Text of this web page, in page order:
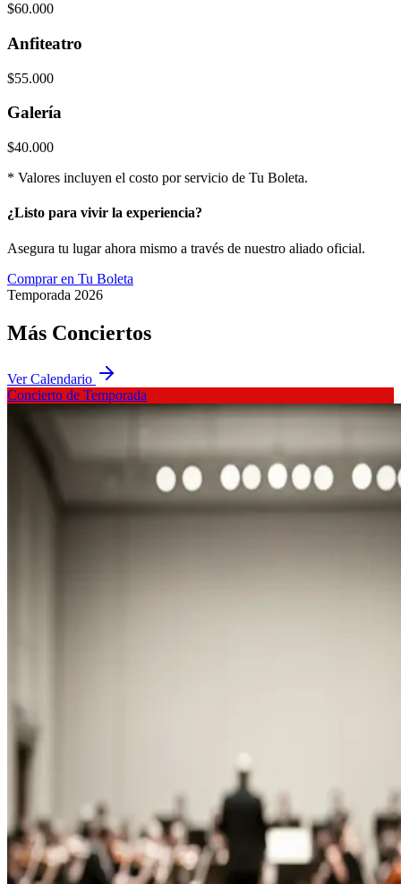
$60.000
Anfiteatro
$55.000
Galería
$40.000
* Valores incluyen el costo por servicio de Tu Boleta.
¿Listo para vivir la experiencia?
Asegura tu lugar ahora mismo a través de nuestro aliado oficial.
Comprar en Tu Boleta
Temporada 2026
Más Conciertos
Ver Calendario
Concierto de Temporada